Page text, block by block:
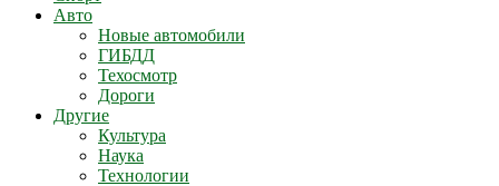
Авто
Новые автомобили
ГИБДД
Техосмотр
Дороги
Другие
Культура
Наука
Технологии